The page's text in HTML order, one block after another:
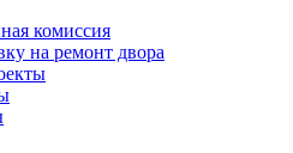
комиссия
на ремонт двора